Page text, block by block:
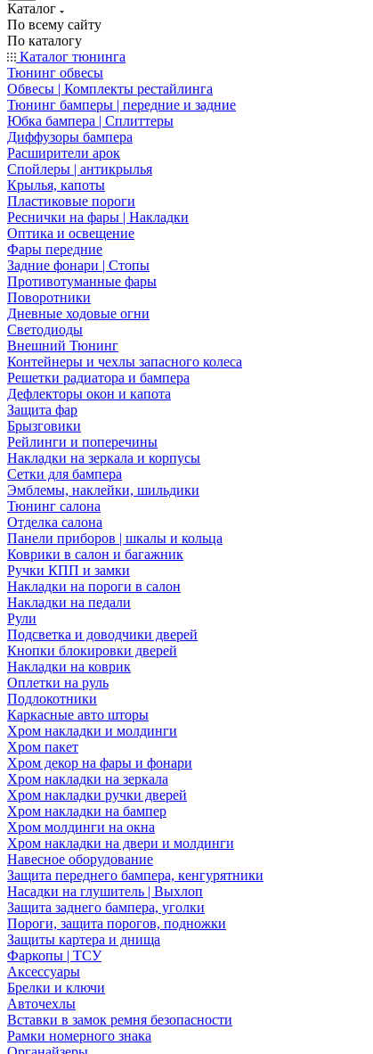
Каталог
По всему сайту
По каталогу
Каталог тюнинга
Тюнинг обвесы
Обвесы | Комплекты рестайлинга
Тюнинг бамперы | передние и задние
Юбка бампера | Сплиттеры
Диффузоры бампера
Расширители арок
Спойлеры | антикрылья
Крылья, капоты
Пластиковые пороги
Реснички на фары | Накладки
Оптика и освещение
Фары передние
Задние фонари | Стопы
Противотуманные фары
Поворотники
Дневные ходовые огни
Светодиоды
Внешний Тюнинг
Контейнеры и чехлы запасного колеса
Решетки радиатора и бампера
Дефлекторы окон и капота
Защита фар
Брызговики
Рейлинги и поперечины
Накладки на зеркала и корпусы
Сетки для бампера
Эмблемы, наклейки, шильдики
Тюнинг салона
Отделка салона
Панели приборов | шкалы и кольца
Коврики в салон и багажник
Ручки КПП и замки
Накладки на пороги в салон
Накладки на педали
Рули
Подсветка и доводчики дверей
Кнопки блокировки дверей
Накладки на коврик
Оплетки на руль
Подлокотники
Каркасные авто шторы
Хром накладки и молдинги
Хром пакет
Хром декор на фары и фонари
Хром накладки на зеркала
Хром накладки ручки дверей
Хром накладки на бампер
Хром молдинги на окна
Хром накладки на двери и молдинги
Навесное оборудование
Защита переднего бампера, кенгурятники
Насадки на глушитель | Выхлоп
Защита заднего бампера, уголки
Пороги, защита порогов, подножки
Защиты картера и днища
Фаркопы | ТСУ
Аксессуары
Брелки и ключи
Авточехлы
Вставки в замок ремня безопасности
Рамки номерного знака